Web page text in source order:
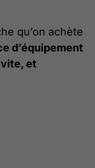
qu’on achète
d’équipement
et